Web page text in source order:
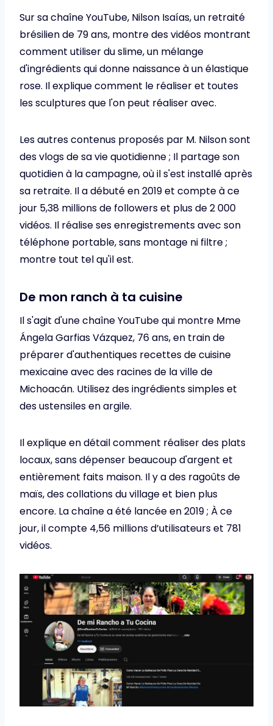
Sur sa chaîne YouTube, Nilson Isaías, un retraité
brésilien de 79 ans, montre des vidéos montrant
comment utiliser du slime, un mélange
d'ingrédients qui donne naissance à un élastique
rose. Il explique comment le réaliser et toutes
les sculptures que l'on peut réaliser avec.
Les autres contenus proposés par M. Nilson sont
des vlogs de sa vie quotidienne ; Il partage son
quotidien à la campagne, où il s'est installé après
sa retraite. Il a débuté en 2019 et compte à ce
jour 5,38 millions de followers et plus de 2 000
vidéos. Il réalise ses enregistrements avec son
téléphone portable, sans montage ni filtre ;
montre tout tel qu'il est.
De mon ranch à ta cuisine
Il s'agit d'une chaîne YouTube qui montre Mme
Ángela Garfias Vázquez, 76 ans, en train de
préparer d'authentiques recettes de cuisine
mexicaine avec des racines de la ville de
Michoacán. Utilisez des ingrédients simples et
des ustensiles en argile.
Il explique en détail comment réaliser des plats
locaux, sans dépenser beaucoup d'argent et
entièrement faits maison. Il y a des ragoûts de
maïs, des collations du village et bien plus
encore. La chaîne a été lancée en 2019 ; À ce
jour, il compte 4,56 millions d’utilisateurs et 781
vidéos.